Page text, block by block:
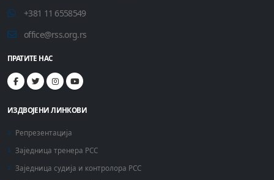
+381 11 6558549
office@rss.org.rs
ПРАТИТЕ НАС
ИЗДВОЈЕНИ ЛИНКОВИ
Репрезентација
Заједница тренера РСС
Заједница судија и контролора РСС